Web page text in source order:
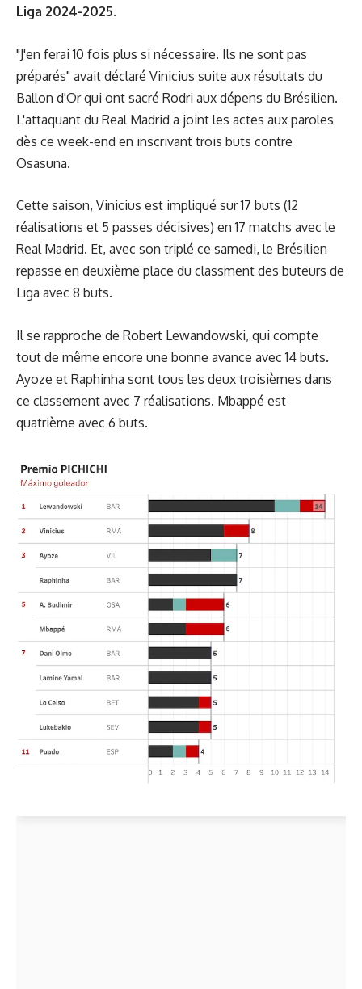
Liga 2024-2025.
"J'en ferai 10 fois plus si nécessaire. Ils ne sont pas
préparés" avait déclaré Vinicius suite aux résultats du
Ballon d'Or qui ont sacré Rodri aux dépens du Brésilien.
L'attaquant du Real Madrid a joint les actes aux paroles
dès ce week-end en inscrivant trois buts contre
Osasuna.
Cette saison, Vinicius est impliqué sur 17 buts (12
réalisations et 5 passes décisives) en 17 matchs avec le
Real Madrid. Et, avec son triplé ce samedi, le Brésilien
repasse en deuxième place du classment des buteurs de
Liga avec 8 buts.
Il se rapproche de Robert Lewandowski, qui compte
tout de même encore une bonne avance avec 14 buts.
Ayoze et Raphinha sont tous les deux troisièmes dans
ce classement avec 7 réalisations. Mbappé est
quatrième avec 6 buts.